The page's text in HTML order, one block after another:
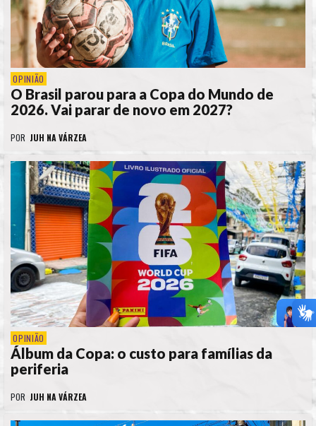
OPINIÃO
O Brasil parou para a Copa do Mundo de
2026. Vai parar de novo em 2027?
POR JUH NA VÁRZEA
OPINIÃO
Álbum da Copa: o custo para famílias da
periferia
POR JUH NA VÁRZEA